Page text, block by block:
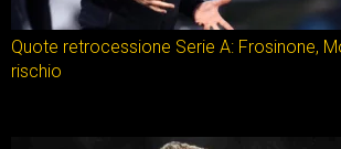
Quote retrocessione Serie A: Frosinone,
rischio